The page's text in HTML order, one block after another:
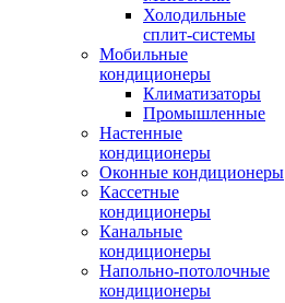
Холодильные
сплит-системы
Мобильные
кондиционеры
Климатизаторы
Промышленные
Настенные
кондиционеры
Оконные кондиционеры
Кассетные
кондиционеры
Канальные
кондиционеры
Напольно-потолочные
кондиционеры